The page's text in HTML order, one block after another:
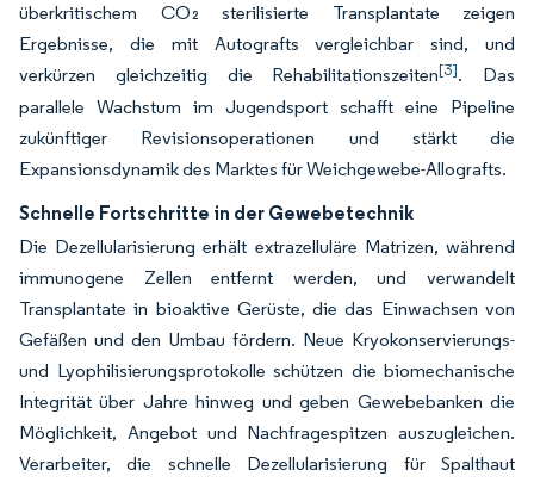
überkritischem CO₂ sterilisierte Transplantate zeigen
Ergebnisse, die mit Autografts vergleichbar sind, und
verkürzen gleichzeitig die Rehabilitationszeiten[3]. Das
parallele Wachstum im Jugendsport schafft eine Pipeline
zukünftiger Revisionsoperationen und stärkt die
Expansionsdynamik des Marktes für Weichgewebe-Allografts.
Schnelle Fortschritte in der Gewebetechnik
Die Dezellularisierung erhält extrazelluläre Matrizen, während
immunogene Zellen entfernt werden, und verwandelt
Transplantate in bioaktive Gerüste, die das Einwachsen von
Gefäßen und den Umbau fördern. Neue Kryokonservierungs-
und Lyophilisierungsprotokolle schützen die biomechanische
Integrität über Jahre hinweg und geben Gewebebanken die
Möglichkeit, Angebot und Nachfragespitzen auszugleichen.
Verarbeiter, die schnelle Dezellularisierung für Spalthaut